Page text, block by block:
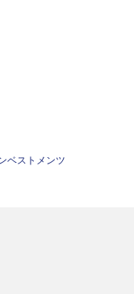
ベストメンツ